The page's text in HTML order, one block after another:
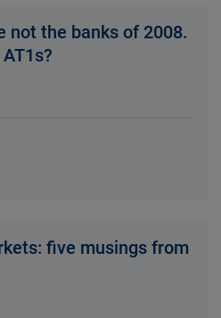
not the banks of 2008.
five musings from